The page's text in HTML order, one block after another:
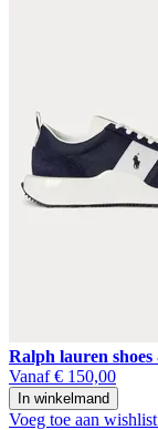
Ralph lauren shoes
Vanaf € 150,00
In winkelmand
Voeg toe aan wishlist